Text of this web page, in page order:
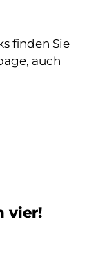
finden Sie
auch
vier!